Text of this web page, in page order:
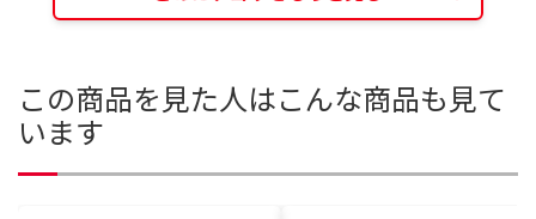
この商品を見た人はこんな商品も見て
います